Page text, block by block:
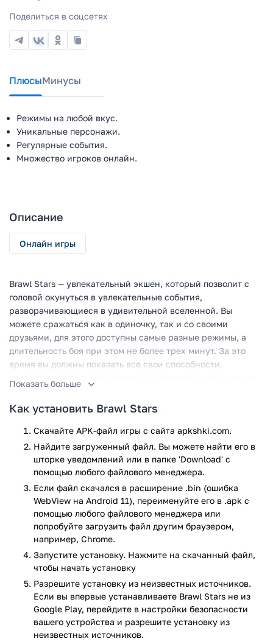
Поделиться в соцсетях
ПлюсыМинусы
Режимы на любой вкус.
Уникальные персонажи.
Регулярные события.
Множество игроков онлайн.
Описание
Онлайн игры
Brawl Stars — увлекательный экшен, который позволит с
головой окунуться в увлекательные события,
разворачивающиеся в удивительной вселенной. Вы
можете сражаться как в одиночку, так и со своими
друзьями, для этого доступны самые разные режимы, а
длительность боя при этом не более трех минут. За это
время вы должны показать все свои способности,
забывайте о том, что своих бойцов необходимо постоянно
улучшать и прокачивать, чтобы они становились сильнее и
могли противостоять более серьезному сопернику.
Разрабатывайте уникальные тактики ведения боя, которые
позволят получить ряд преимуществ.
Игровые режимы
Вам будут доступны следующие режимы, в которых вы
сможете сражаться три на три:
Захват кристалов. Здесь вам нужно будет
объединить свои усилия с товарищами и
постараться показать всю свою мощь. Чтобы
победить, вы должны собрать десять кристалов и при
этом остаться в живых. Если вы погибните, то
утратите все кристалы.
Награды за поимку. В этом режиме вам нужно не
только справиться со всеми противниками, но и
Показать больше
Как установить Brawl Stars
Скачайте APK-файл игры с сайта apkshki.com.
Найдите загруженный файл. Вы можете найти его в
шторке уведомлений или в папке 'Download' с
помощью любого файлового менеджера.
Если файл скачался в расширение .bin (ошибка
WebView на Android 11), переименуйте его в .apk с
помощью любого файлового менеджера или
попробуйте загрузить файл другим браузером,
например, Chrome.
Запустите установку. Нажмите на скачанный файл,
чтобы начать установку
Разрешите установку из неизвестных источников.
Если вы впервые устанавливаете Brawl Stars не из
Google Play, перейдите в настройки безопасности
вашего устройства и разрешите установку из
неизвестных источников.